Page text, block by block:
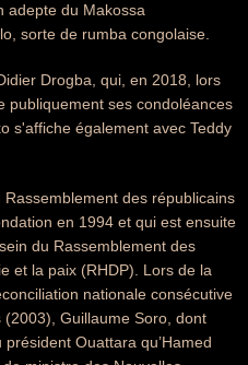
adepte du Makossa
sorte de rumba congolaise.
Drogba, qui, en 2018, lors
publiquement ses condoléances
s'affiche également avec Teddy
des républicains
en 1994 et qui est ensuite
du Rassemblement des
et la paix (RHDP). Lors de la
nationale consécutive
Guillaume Soro, dont
Ouattara qu’Hamed